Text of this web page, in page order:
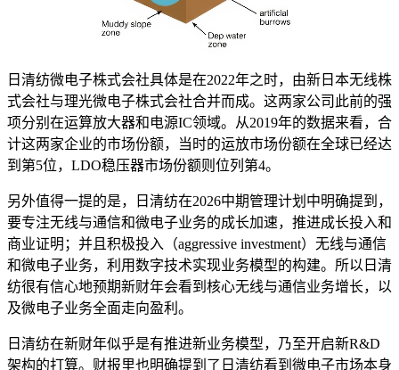
日清纺微电子株式会社具体是在2022年之时，由新日本无线株
式会社与理光微电子株式会社合并而成。这两家公司此前的强
项分别在运算放大器和电源IC领域。从2019年的数据来看，合
计这两家企业的市场份额，当时的运放市场份额在全球已经达
到第5位，LDO稳压器市场份额则位列第4。
另外值得一提的是，日清纺在2026中期管理计划中明确提到，
要专注无线与通信和微电子业务的成长加速，推进成长投入和
商业证明；并且积极投入（aggressive investment）无线与通信
和微电子业务，利用数字技术实现业务模型的构建。所以日清
纺很有信心地预期新财年会看到核心无线与通信业务增长，以
及微电子业务全面走向盈利。
日清纺在新财年似乎是有推进新业务模型，乃至开启新R&D
架构的打算。财报里也明确提到了日清纺看到微电子市场本身